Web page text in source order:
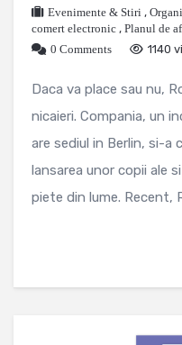
Evenimente & Stiri ,
comert electronic , Planul de
0 Comments
1140
Daca va place sau nu,
nicaieri. Compania, un
are sediul in Berlin, si-
lansarea unor copii ale
piete din lume. Recent,